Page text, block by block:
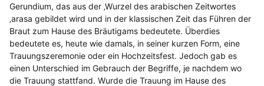
Gerundium, das aus der ‚Wurzel des arabischen Zeitwortes
‚arasa gebildet wird und in der klassischen Zeit das Führen der
Braut zum Hause des Bräutigams bedeutete. Überdies
bedeutete es, heute wie damals, in seiner kurzen Form, eine
Trauungszeremonie oder ein Hochzeitsfest. Jedoch gab es
einen Unterschied im Gebrauch der Begriffe, je nachdem wo
die Trauung stattfand. Wurde die Trauung im Hause des